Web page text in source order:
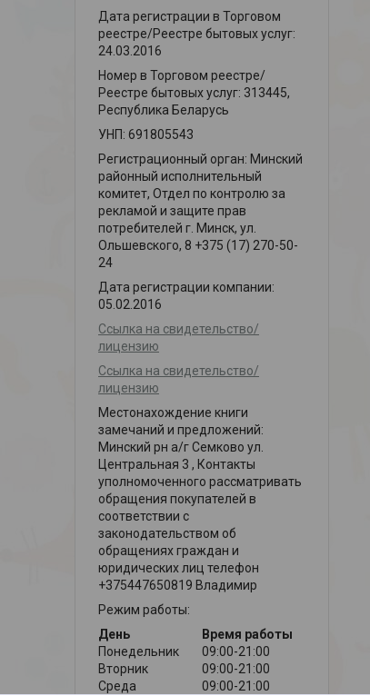
Дата регистрации в Торговом
реестре/Реестре бытовых услуг:
24.03.2016
Номер в Торговом реестре/
Реестре бытовых услуг: 313445,
Республика Беларусь
УНП: 691805543
Регистрационный орган: Минский
районный исполнительный
комитет, Отдел по контролю за
рекламой и защите прав
потребителей г. Минск, ул.
Ольшевского, 8 +375 (17) 270-50-
24
Дата регистрации компании:
05.02.2016
Ссылка на свидетельство/
лицензию
Ссылка на свидетельство/
лицензию
Местонахождение книги
замечаний и предложений:
Минский рн а/г Семково ул.
Центральная 3 , Контакты
уполномоченного рассматривать
обращения покупателей в
соответствии с
законодательством об
обращениях граждан и
юридических лиц телефон
+375447650819 Владимир
Режим работы:
День
Время работы
Понедельник
09:00-21:00
Вторник
09:00-21:00
Среда
09:00-21:00